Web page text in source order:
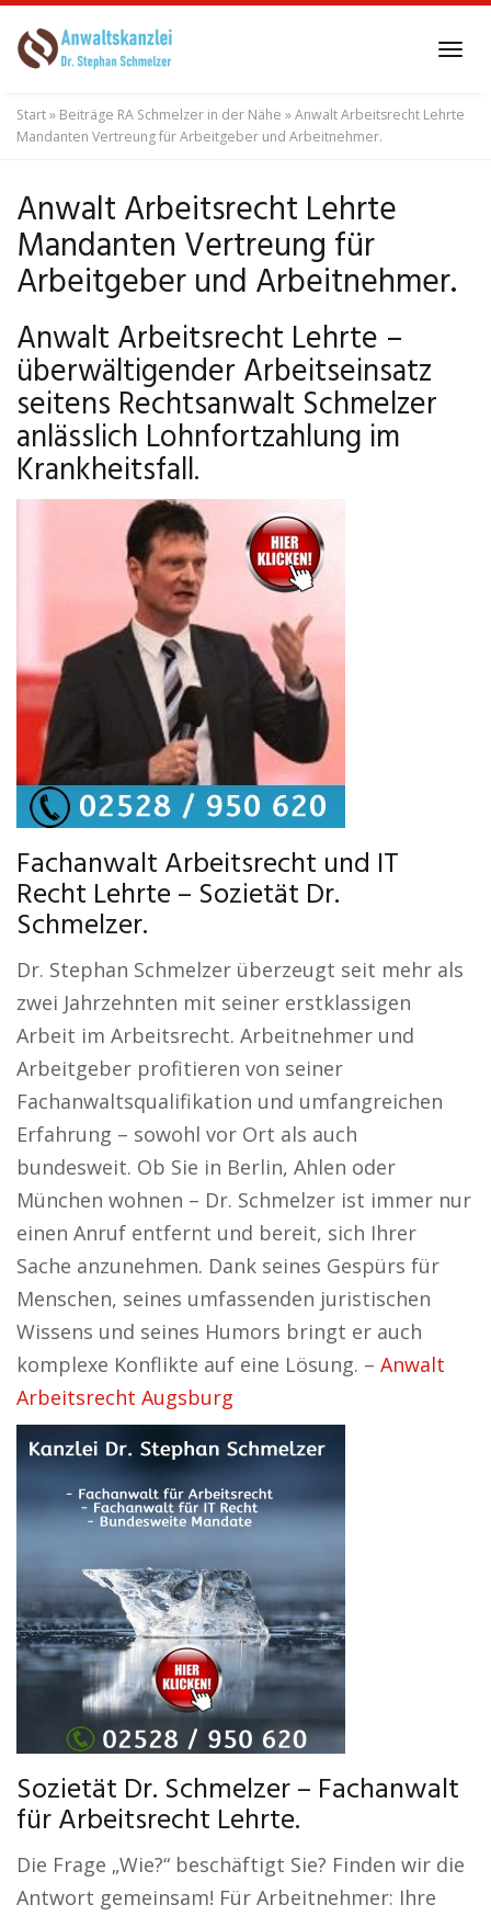
to
content
Start» Beiträge RA Schmelzer in der Nähe »Anwalt Arbeitsrecht Lehrte
Mandanten Vertreung für Arbeitgeber und Arbeitnehmer.
Anwalt Arbeitsrecht Lehrte
Mandanten Vertreung für
Arbeitgeber und Arbeitnehmer.
Anwalt Arbeitsrecht Lehrte –
überwältigender Arbeitseinsatz
seitens Rechtsanwalt Schmelzer
anlässlich Lohnfortzahlung im
Krankheitsfall.
Fachanwalt Arbeitsrecht und IT
Recht Lehrte – Sozietät Dr.
Schmelzer.
Dr. Stephan Schmelzer überzeugt seit mehr als
zwei Jahrzehnten mit seiner erstklassigen
Arbeit im Arbeitsrecht. Arbeitnehmer und
Arbeitgeber profitieren von seiner
Fachanwaltsqualifikation und umfangreichen
Erfahrung – sowohl vor Ort als auch
bundesweit. Ob Sie in Berlin, Ahlen oder
München wohnen – Dr. Schmelzer ist immer nur
einen Anruf entfernt und bereit, sich Ihrer
Sache anzunehmen. Dank seines Gespürs für
Menschen, seines umfassenden juristischen
Wissens und seines Humors bringt er auch
komplexe Konflikte auf eine Lösung. – Anwalt
Arbeitsrecht Augsburg
Sozietät Dr. Schmelzer – Fachanwalt
für Arbeitsrecht Lehrte.
Die Frage „Wie?“ beschäftigt Sie? Finden wir die
Antwort gemeinsam! Für Arbeitnehmer: Ihre